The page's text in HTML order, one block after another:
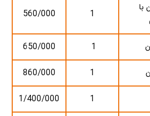
با
1
560/000
1
650/000
1
860/000
1
1/400/000